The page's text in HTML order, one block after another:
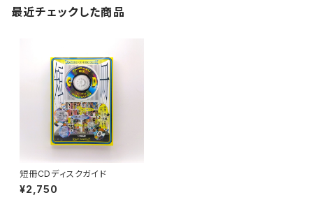
最近チェックした商品
短冊CDディスクガイド
¥2,750